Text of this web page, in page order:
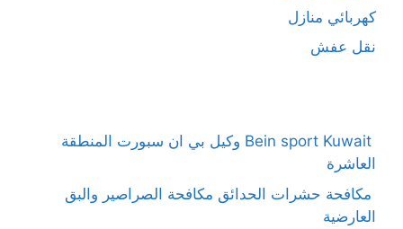
كهربائي منازل
نقل عفش
Bein sport Kuwait وكيل بي ان سبورت المنطقة
العاشرة
مكافحة حشرات الحدائق مكافحة الصراصير والبق
العارضية